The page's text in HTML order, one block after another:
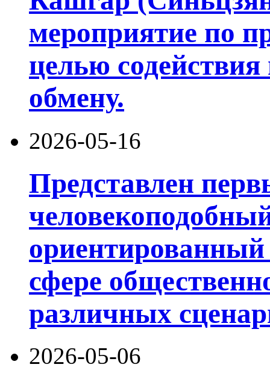
мероприятие по
целью
обмену.
2026-05-16
Представлен
сфере
различных
2026-05-06